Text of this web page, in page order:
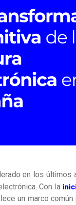
en los
Con la
un marco